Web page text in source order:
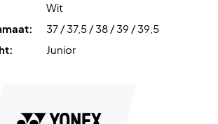
Wit
37 / 37,5 / 38 / 39 / 39,5
Junior